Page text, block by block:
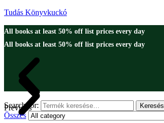
Tudás Könyvkuckó
All books at least 50% off list prices every day
All books at least 50% off list prices every day
Previous
Search for: Keresés
Összes